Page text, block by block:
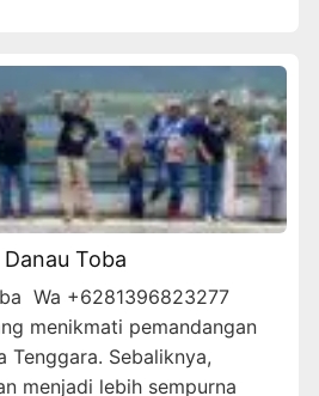
Toba
Wa +6281396823277
menikmati pemandangan
Tenggara. Sebaliknya,
menjadi lebih sempurna